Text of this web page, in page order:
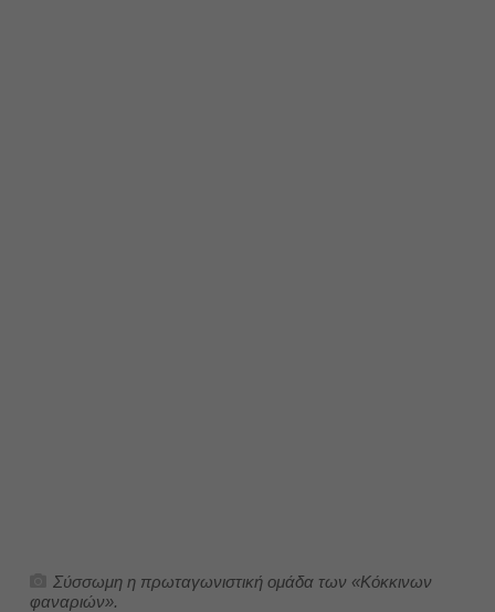
Σύσσωμη η πρωταγωνιστική ομάδα των «Κόκκινων
φαναριών».